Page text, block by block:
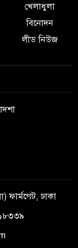
খেলাধুলা
বিনোদন
লীড নিউজ
ফার্মগেট, ঢাকা